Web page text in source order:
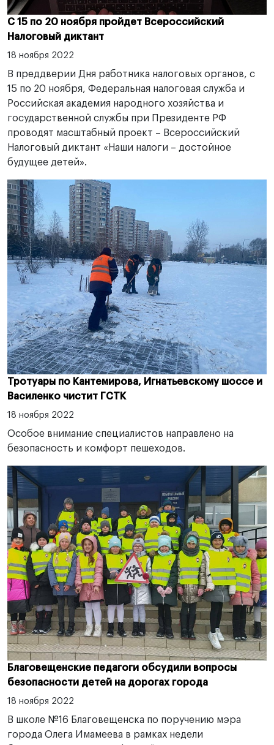
С 15 по 20 ноября пройдет Всероссийский
Налоговый диктант
18 ноября 2022
В преддверии Дня работника налоговых органов, с
15 по 20 ноября, Федеральная налоговая служба и
Российская академия народного хозяйства и
государственной службы при Президенте РФ
проводят масштабный проект – Всероссийский
Налоговый диктант «Наши налоги – достойное
будущее детей».
Тротуары по Кантемирова, Игнатьевскому шоссе и
Василенко чистит ГСТК
18 ноября 2022
Особое внимание специалистов направлено на
безопасность и комфорт пешеходов.
Благовещенские педагоги обсудили вопросы
безопасности детей на дорогах города
18 ноября 2022
В школе №16 Благовещенска по поручению мэра
города Олега Имамеева в рамках недели